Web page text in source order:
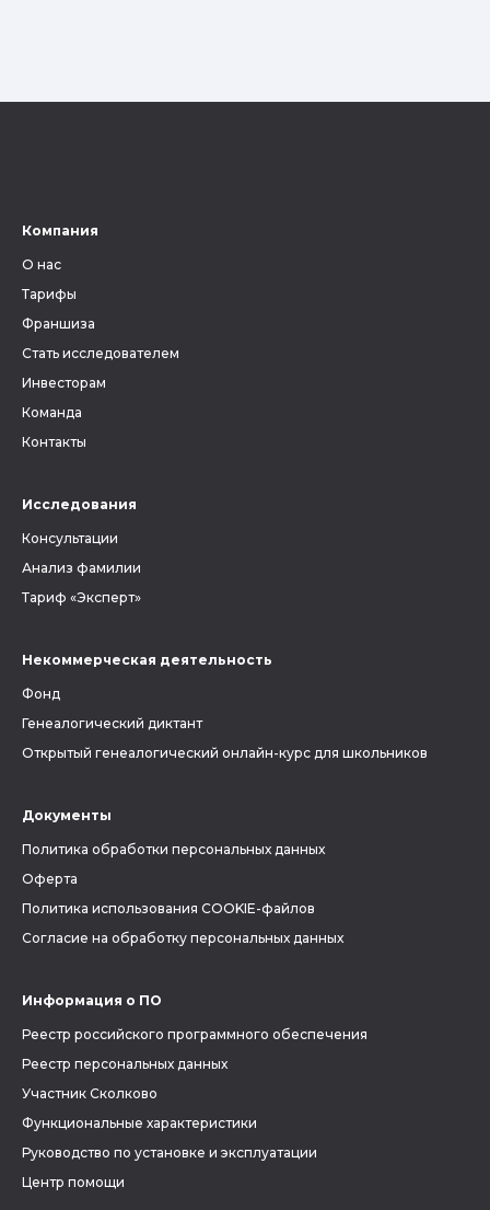
Компания
О нас
Тарифы
Франшиза
Стать исследователем
Инвесторам
Команда
Контакты
Исследования
Консультации
Анализ фамилии
Тариф «Эксперт»
Некоммерческая деятельность
Фонд
Генеалогический диктант
Открытый генеалогический онлайн-курс для школьников
Документы
Политика обработки персональных данных
Оферта
Политика использования COOKIE-файлов
Согласие на обработку персональных данных
Информация о ПО
Реестр российского программного обеспечения
Реестр персональных данных
Участник Сколково
Функциональные характеристики
Руководство по установке и эксплуатации
Центр помощи